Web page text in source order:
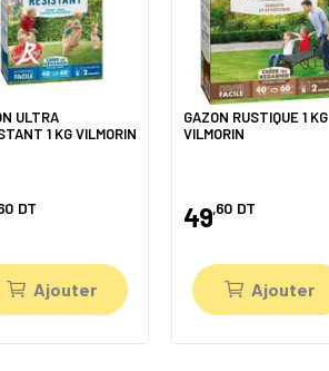
ULTRA
1 KG VILMORIN
DT
Ajouter
GAZON RUSTIQUE 1 KG
VILMORIN
49,60 DT
Ajouter